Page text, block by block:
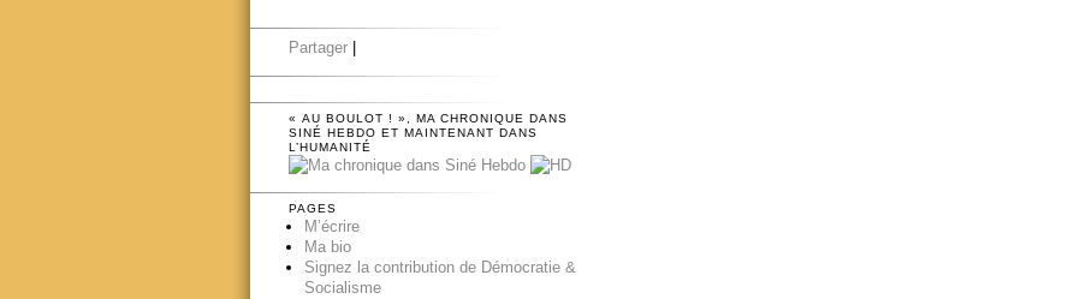
Partager
« AU BOULOT ! », MA CHRONIQUE DANS
SINÉ HEBDO ET MAINTENANT DANS
L’HUMANITÉ
PAGES
M’écrire
Ma bio
Signez la contribution de Démocratie &
Socialisme